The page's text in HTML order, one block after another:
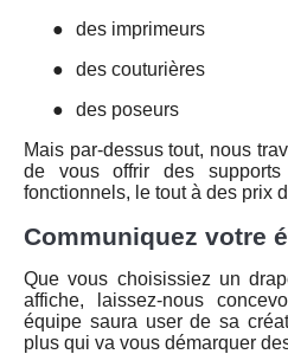
●
des imprimeurs
●
des couturières
●
des poseurs
Mais par-dessus tout, nous
de vous offrir des
fonctionnels, le tout à des prix
Communiquez votre
Que vous choisissiez un
affiche, laissez-nous
équipe saura user de sa
plus qui va vous démarquer